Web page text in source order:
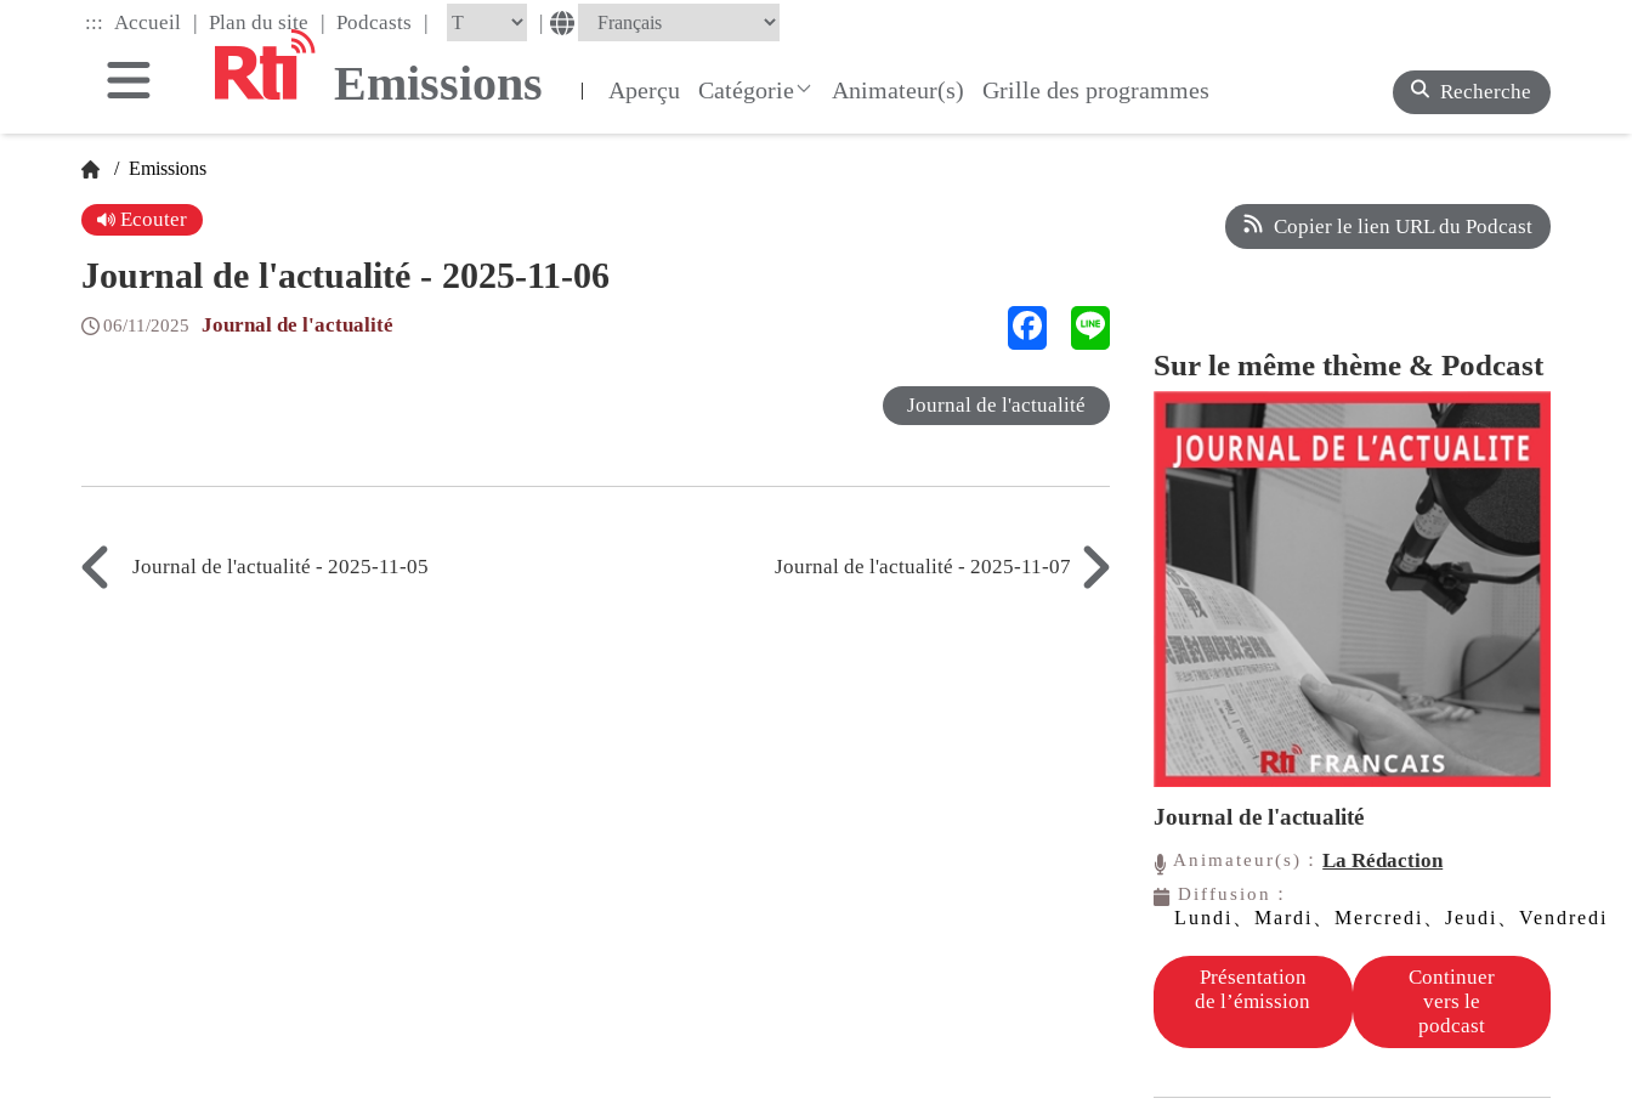
::: Accueil | Plan du site | Podcasts | |
Emissions | Aperçu Catégorie Animateur(s) Grille des programmes Recherche
/ Emissions
Ecouter
Journal de l'actualité - 2025-11-06
06/11/2025 Journal de l'actualité
Journal de l'actualité
Journal de l'actualité - 2025-11-05 Journal de l'actualité - 2025-11-07
Copier le lien URL du Podcast
Sur le même thème & Podcast
Journal de l'actualité
Animateur(s)：La Rédaction
Diffusion：
Lundi、Mardi、Mercredi、Jeudi、Vendredi
Présentation
de l’émission
Continuer
vers le
podcast